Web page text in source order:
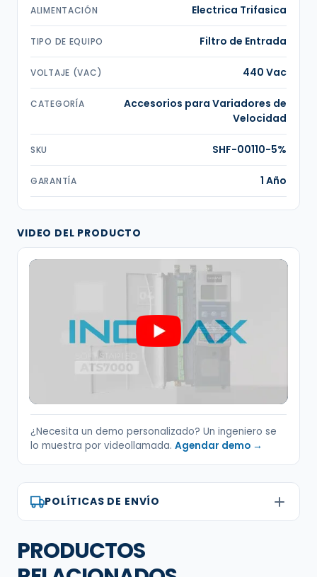
ALIMENTACIÓN Electrica Trifasica
TIPO DE EQUIPO Filtro de Entrada
VOLTAJE (VAC) 440 Vac
CATEGORÍA
Accesorios para Variadores de
Velocidad
SKU SHF-00110-5%
GARANTÍA 1 Año
VIDEO DEL PRODUCTO
¿Necesita un demo personalizado? Un ingeniero se
lo muestra por videollamada. Agendar demo →
POLÍTICAS DE ENVÍO
PRODUCTOS